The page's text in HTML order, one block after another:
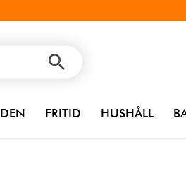
FRITID HUSHÅLL